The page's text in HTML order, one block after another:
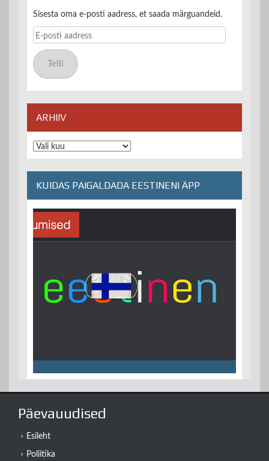
Sisesta oma e-posti aadress, et saada märguandeid.
E-
posti
aadress
Telli
ARHIIV
Arhiiv
KUIDAS PAIGALDADA EESTINENI ÄPP
Päevauudised
Esileht
Poliitika